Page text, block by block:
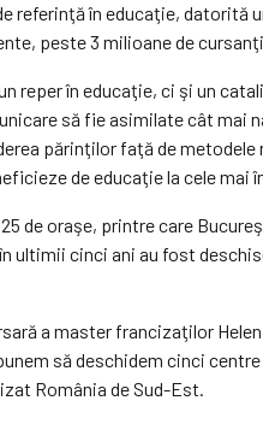
referinţă în educaţie,
peste 3 milioane de
reper în educaţie, ci şi un
să fie asimilate cât mai
părinţilor faţă de
de educaţie la cele
de oraşe, printre care
cinci ani au fost
a master francizaţilor
să deschidem cinci
România de Sud-Est.